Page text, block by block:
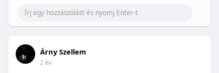
Árny Szellem
2 év